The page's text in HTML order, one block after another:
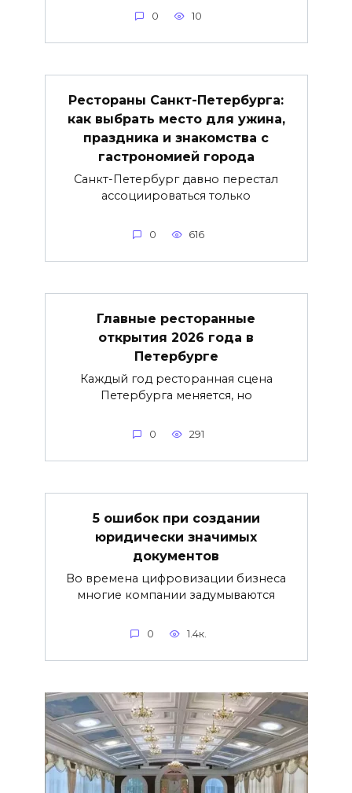
0 10
Рестораны Санкт-Петербурга:
как выбрать место для ужина,
праздника и знакомства с
гастрономией города
Санкт-Петербург давно перестал
ассоциироваться только
0 616
Главные ресторанные
открытия 2026 года в
Петербурге
Каждый год ресторанная сцена
Петербурга меняется, но
0 291
5 ошибок при создании
юридически значимых
документов
Во времена цифровизации бизнеса
многие компании задумываются
0 1.4к.